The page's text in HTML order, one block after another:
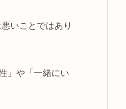
いことではあり
」や「一緒にい